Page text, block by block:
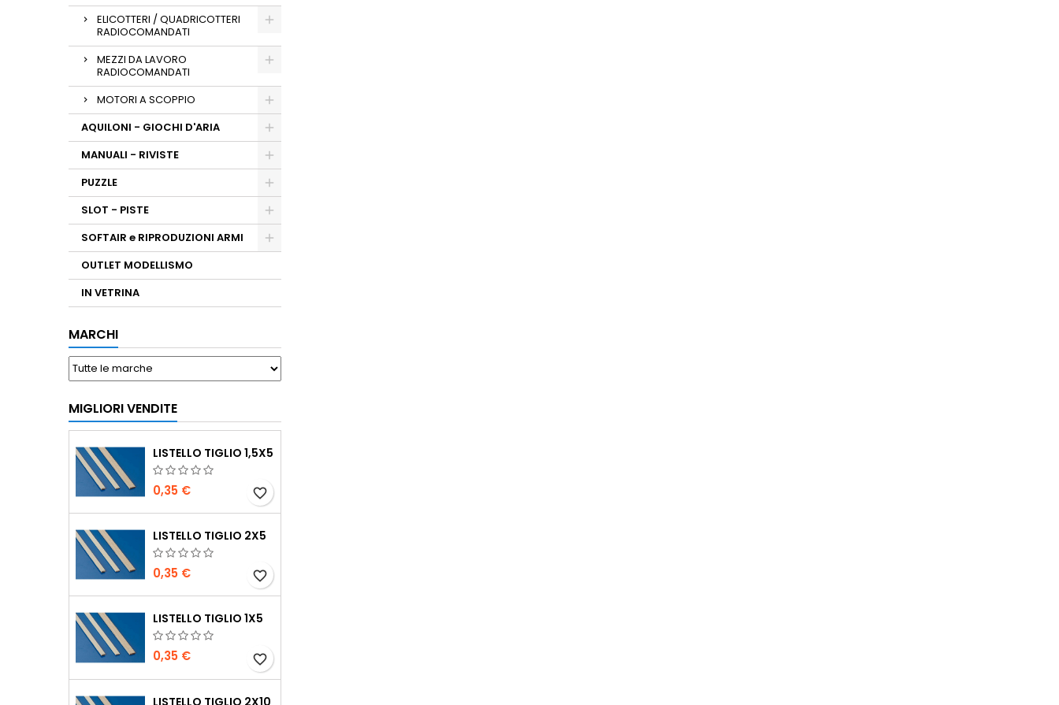
ELICOTTERI / QUADRICOTTERI
RADIOCOMANDATI
MEZZI DA LAVORO
RADIOCOMANDATI
MOTORI A SCOPPIO
AQUILONI - GIOCHI D'ARIA
MANUALI - RIVISTE
PUZZLE
SLOT - PISTE
SOFTAIR e RIPRODUZIONI ARMI
OUTLET MODELLISMO
IN VETRINA
MARCHI
MIGLIORI VENDITE
LISTELLO TIGLIO 1,5X5
0,35 € favorite_border
LISTELLO TIGLIO 2X5
0,35 € favorite_border
LISTELLO TIGLIO 1X5
0,35 € favorite_border
LISTELLO TIGLIO 2X10